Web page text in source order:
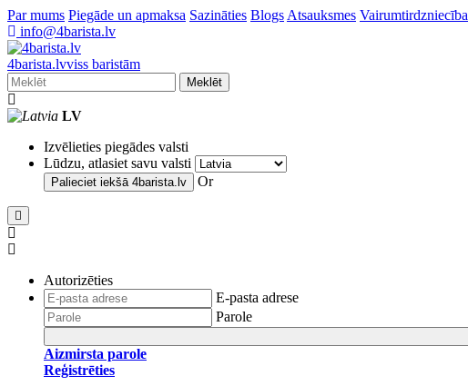
Par mums Piegāde un apmaksa Sazināties Blogs Atsauksmes Vairumtirdzniecība
info@4barista.lv
4barista.lvviss baristām
Meklēt
LV
Izvēlieties piegādes valsti
Lūdzu, atlasiet savu valsti
Palieciet iekšā 4barista.lv Or
Autorizēties
E-pasta adrese
Parole
Aizmirsta parole
Reģistrēties